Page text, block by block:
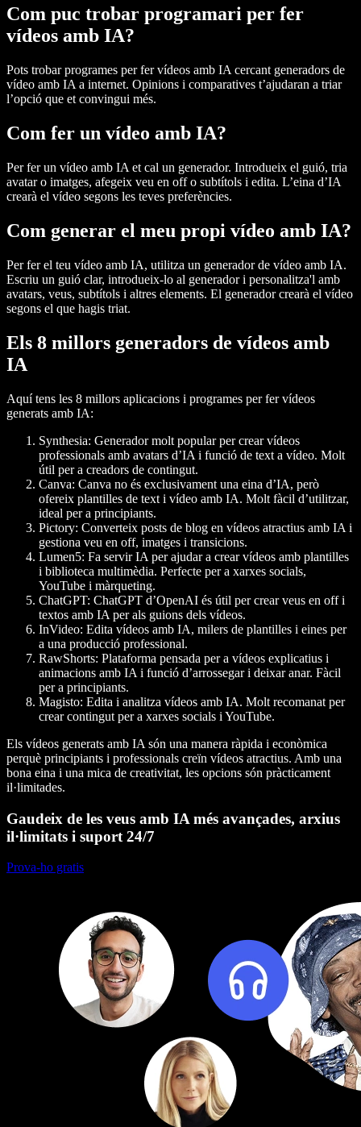
Com puc trobar programari per fer
vídeos amb IA?
Pots trobar programes per fer vídeos amb IA cercant generadors de
vídeo amb IA a internet. Opinions i comparatives t’ajudaran a triar
l’opció que et convingui més.
Com fer un vídeo amb IA?
Per fer un vídeo amb IA et cal un generador. Introdueix el guió, tria
avatar o imatges, afegeix veu en off o subtítols i edita. L’eina d’IA
crearà el vídeo segons les teves preferències.
Com generar el meu propi vídeo amb IA?
Per fer el teu vídeo amb IA, utilitza un generador de vídeo amb IA.
Escriu un guió clar, introdueix-lo al generador i personalitza'l amb
avatars, veus, subtítols i altres elements. El generador crearà el vídeo
segons el que hagis triat.
Els 8 millors generadors de vídeos amb
IA
Aquí tens les 8 millors aplicacions i programes per fer vídeos
generats amb IA:
Synthesia: Generador molt popular per crear vídeos
professionals amb avatars d’IA i funció de text a vídeo. Molt
útil per a creadors de contingut.
Canva: Canva no és exclusivament una eina d’IA, però
ofereix plantilles de text i vídeo amb IA. Molt fàcil d’utilitzar,
ideal per a principiants.
Pictory: Converteix posts de blog en vídeos atractius amb IA i
gestiona veu en off, imatges i transicions.
Lumen5: Fa servir IA per ajudar a crear vídeos amb plantilles
i biblioteca multimèdia. Perfecte per a xarxes socials,
YouTube i màrqueting.
ChatGPT: ChatGPT d’OpenAI és útil per crear veus en off i
textos amb IA per als guions dels vídeos.
InVideo: Edita vídeos amb IA, milers de plantilles i eines per
a una producció professional.
RawShorts: Plataforma pensada per a vídeos explicatius i
animacions amb IA i funció d’arrossegar i deixar anar. Fàcil
per a principiants.
Magisto: Edita i analitza vídeos amb IA. Molt recomanat per
crear contingut per a xarxes socials i YouTube.
Els vídeos generats amb IA són una manera ràpida i econòmica
perquè principiants i professionals creïn vídeos atractius. Amb una
bona eina i una mica de creativitat, les opcions són pràcticament
il·limitades.
Gaudeix de les veus amb IA més avançades, arxius
il·limitats i suport 24/7
Prova-ho gratis